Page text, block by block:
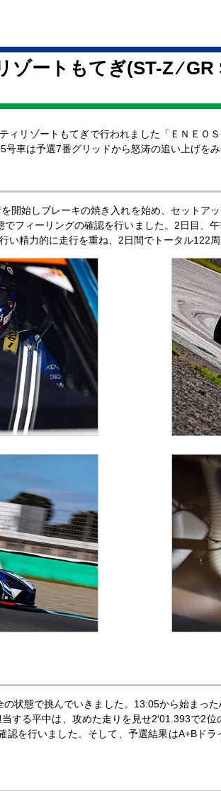
ゾートもてぎ(ST-Z ⁄ GR
ィリゾートもてぎで行われました「ＥＮＥＯ
車は予選7番グリッドから怒涛の追い上げを
開始しブレーキの焼き入れを始め、セットア
フィーリングの確認を行いました。2日目、
い精力的に走行を重ね、2日間でトータル122
状態で挑んでいきました。13:05から始まっ
する平中は、攻めた走りを見せ2′01.393で2
を行いました。そして、予選結果はA+Bド